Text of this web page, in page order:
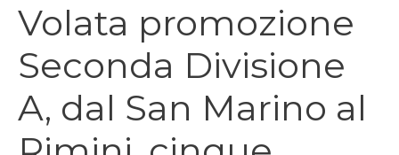
Volata promozione
Seconda Divisione
A, dal San Marino al